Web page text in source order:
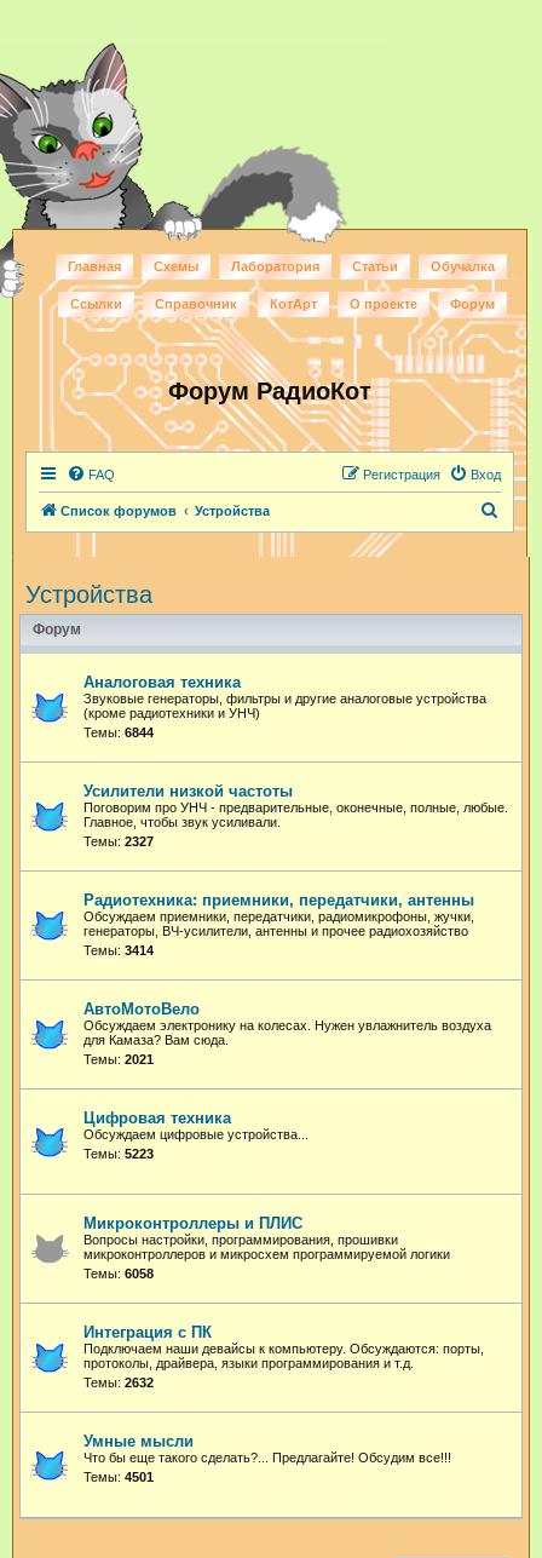
Главная Схемы Лаборатория Статьи Обучалка
Ссылки Справочник КотАрт О проекте Форум
Форум РадиоКот
FAQ Вход
Регистрация
Список форумов Устройства
Устройства
Форум
Аналоговая техника
Звуковые генераторы, фильтры и другие аналоговые устройства
(кроме радиотехники и УНЧ)
Темы: 6844
Усилители низкой частоты
Поговорим про УНЧ - предварительные, оконечные, полные, любые.
Главное, чтобы звук усиливали.
Темы: 2327
Радиотехника: приемники, передатчики, антенны
Обсуждаем приемники, передатчики, радиомикрофоны, жучки,
генераторы, ВЧ-усилители, антенны и прочее радиохозяйство
Темы: 3414
АвтоМотоВело
Обсуждаем электронику на колесах. Нужен увлажнитель воздуха
для Камаза? Вам сюда.
Темы: 2021
Цифровая техника
Обсуждаем цифровые устройства...
Темы: 5223
Микроконтроллеры и ПЛИС
Вопросы настройки, программирования, прошивки
микроконтроллеров и микросхем программируемой логики
Темы: 6058
Интеграция с ПК
Подключаем наши девайсы к компьютеру. Обсуждаются: порты,
протоколы, драйвера, языки программирования и т.д.
Темы: 2632
Умные мысли
Что бы еще такого сделать?... Предлагайте! Обсудим все!!!
Темы: 4501